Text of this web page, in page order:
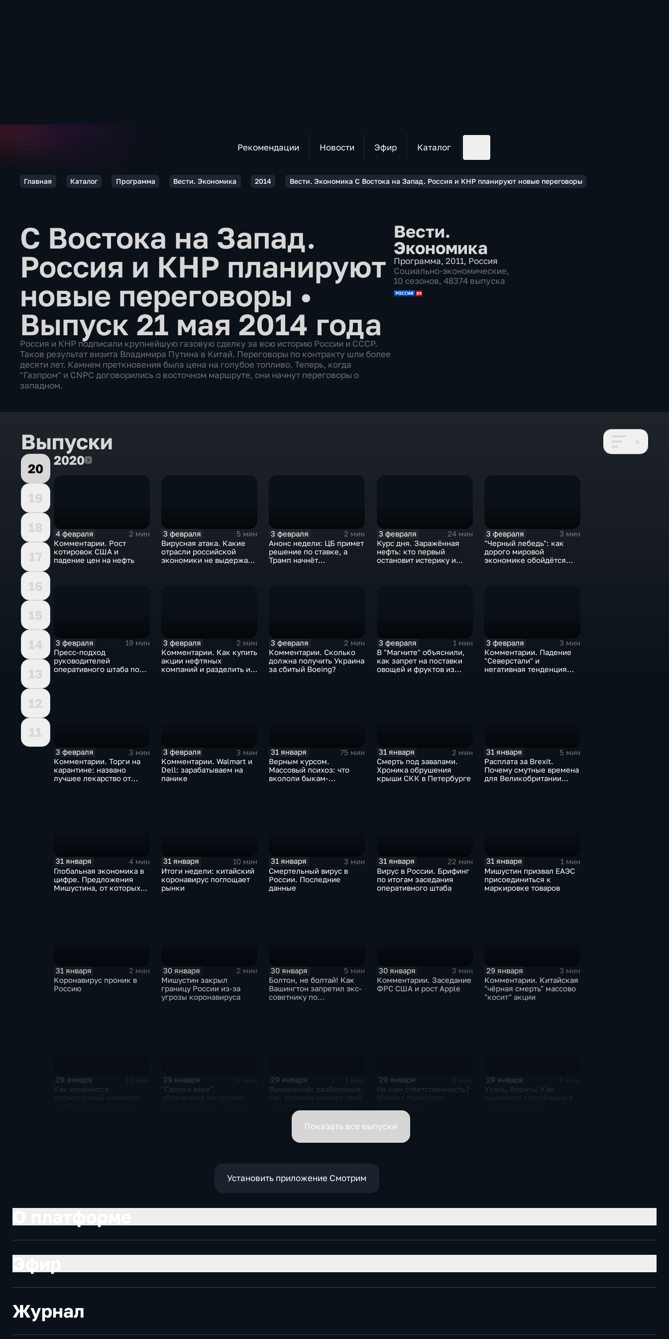
Рекомендации Новости Эфир Каталог
Главная Каталог Программа Вести. Экономика 2014 Вести. Экономика С Востока на Запад. Россия и КНР планируют новые переговоры
С Востока на Запад.
Россия и КНР планируют
новые переговоры •
Выпуск 21 мая 2014 года
Россия и КНР подписали крупнейшую газовую сделку за всю историю России и СССР.
Таков результат визита Владимира Путина в Китай. Переговоры по контракту шли более
десяти лет. Камнем преткновения была цена на голубое топливо. Теперь, когда
"Газпром" и CNPC договорились о восточном маршруте, они начнут переговоры о
западном.
Вести.
Экономика
Программа, 2011, Россия
Социально-экономические,
10 сезонов, 48374 выпуска
Выпуски
20
19
18
17
16
15
14
13
12
11
20202020
4 февраля
2 мин
Комментарии. Рост
котировок США и
падение цен на нефть
3 февраля
5 мин
Вирусная атака. Какие
отрасли российской
экономики не выдержат
3 февраля
2 мин
Анонс недели: ЦБ примет
решение по ставке, а
Трамп начнёт
3 февраля
24 мин
Курс дня. Заражённая
нефть: кто первый
остановит истерику и
3 февраля
3 мин
"Черный лебедь": как
дорого мировой
экономике обойдётся
3 февраля
19 мин
Пресс-подход
руководителей
оперативного штаба по
3 февраля
2 мин
Комментарии. Как купить
акции нефтяных
компаний и разделить их
3 февраля
2 мин
Комментарии. Сколько
должна получить Украина
за сбитый Boeing?
3 февраля
1 мин
В "Магните" объяснили,
как запрет на поставки
овощей и фруктов из
3 февраля
3 мин
Комментарии. Падение
"Северстали" и
негативная тенденция
3 февраля
3 мин
Комментарии. Торги на
карантине: названо
лучшее лекарство от
3 февраля
3 мин
Комментарии. Walmart и
Dell: зарабатываем на
панике
31 января
75 мин
Верным курсом.
Массовый психоз: что
вкололи быкам-
31 января
2 мин
Смерть под завалами.
Хроника обрушения
крыши СКК в Петербурге
31 января
5 мин
Расплата за Brexit.
Почему смутные времена
для Великобритании
31 января
4 мин
Глобальная экономика в
цифре. Предложения
Мишустина, от которых
31 января
10 мин
Итоги недели: китайский
коронавирус поглощает
рынки
31 января
3 мин
Смертельный вирус в
России. Последние
данные
31 января
22 мин
Вирус в России. Брифинг
по итогам заседания
оперативного штаба
31 января
1 мин
Мишустин призвал ЕАЭС
присоединиться к
маркировке товаров
31 января
2 мин
Коронавирус проник в
Россию
30 января
2 мин
Мишустин закрыл
границу России из-за
угрозы коронавируса
30 января
5 мин
Болтон, не болтай! Как
Вашингтон запретил экс-
советнику по
30 января
3 мин
Комментарии. Заседание
ФРС США и рост Apple
29 января
3 мин
Комментарии. Китайская
"чёрная смерть" массово
"косит" акции
29 января
Как изменится
29 января
"Сделка века",
29 января
Вышинский: разберёмся,
почему
29 января
На ком ответственность?
обязанности вице-
премьеров
29 января
Ухань, борись! Как
Показать все выпуски
Установить приложение Смотрим
Журнал